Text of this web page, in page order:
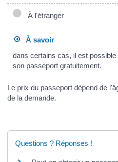
À l'étranger
À savoir
dans certains cas, il est possible
son passeport gratuitement.
Le prix du passeport dépend de
de la demande.
Questions ? Réponses !